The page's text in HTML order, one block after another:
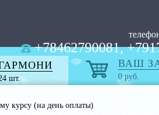
+78462790081,
шт.
ВАШ
0руб.
курсу (на день оплаты)